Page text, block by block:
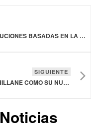
NESTLÉ AMPLÍA GAMA DE SOLUCIONES BASADAS EN LA CIENCIA PARA CADA ETAPA DE LA MATERNIDAD
SIGUIENTE
KRAFT HEINZ NOMBRA A STEVE CAHILLANE COMO SU NUEVO DIRECTOR EJECUTIVO
Noticias